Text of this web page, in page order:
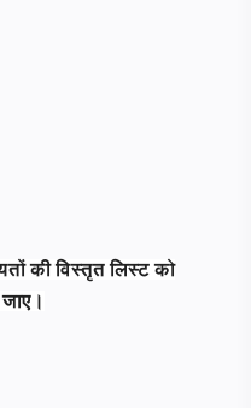
की विस्तृत लिस्ट को